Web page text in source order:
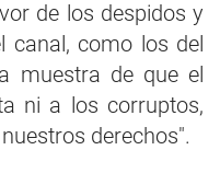
de los despidos y
canal, como los del
muestra de que el
ni a los corruptos,
derechos".